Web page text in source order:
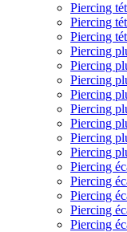
Piercing
Piercing
Piercing
Piercing
Piercing
Piercing
Piercing
Piercing
Piercing
Piercing
Piercing
Piercing
Piercing
Piercing
Piercing
Piercing